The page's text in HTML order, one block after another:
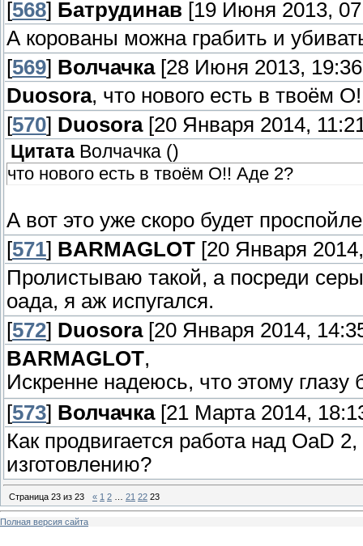
[568] Батрудинав [19 Июня 2013,
А корованы можна грабить и
[569] Волчачка[28 Июня 2013,
Duosora, что нового есть в твоём
[570] Duosora[20 Января 2014,
Цитата Волчачка ()
что нового есть в твоём О!! Аде 2?
А вот это уже скоро будет
[571] BARMAGLOT [20 Января
Пролистываю такой, а посреди
оада, я аж испугался.
[572] Duosora[20 Января 2014,
BARMAGLOT,
Искренне надеюсь, что этому
[573] Волчачка[21 Марта 2014,
Как продвигается работа над OaD
изготовлению?
Страница 23 из 23 « 1 2 21 22 23
Полная версия сайта